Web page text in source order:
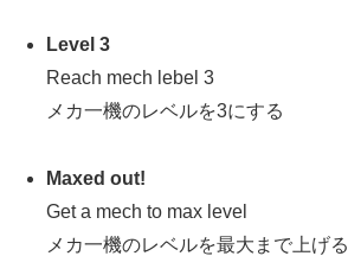
Level 3
Reach mech lebel 3
メカ一機のレベルを3にする
Maxed out!
Get a mech to max level
メカ一機のレベルを最大まで上げる